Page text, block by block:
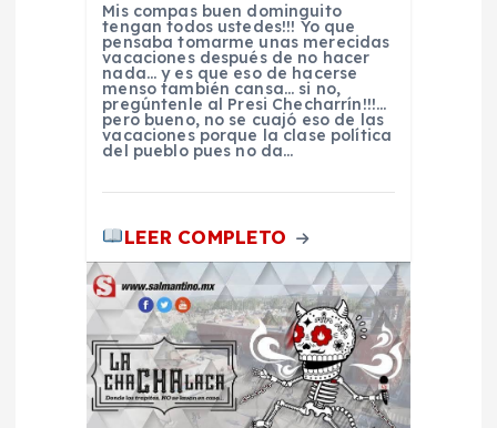
Mis compas buen dominguito
tengan todos ustedes!!! Yo que
pensaba tomarme unas merecidas
vacaciones después de no hacer
nada… y es que eso de hacerse
menso también cansa… si no,
pregúntenle al Presi Checharrín!!!…
pero bueno, no se cuajó eso de las
vacaciones porque la clase política
del pueblo pues no da…
LEER COMPLETO